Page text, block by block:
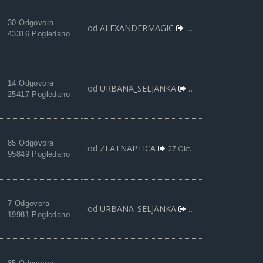
30 Odgovora
43316 Pogledano
od ALEXANDERMAGIC 29 Nov 2017, 19:48
14 Odgovora
25417 Pogledano
od URBANA_SELJANKA 09 Nov 2017, 12:29
85 Odgovora
95849 Pogledano
od ZLATNAPTICA 27 Okt 2017, 11:20
7 Odgovora
19981 Pogledano
od URBANA_SELJANKA 10 Okt 2017, 21:51